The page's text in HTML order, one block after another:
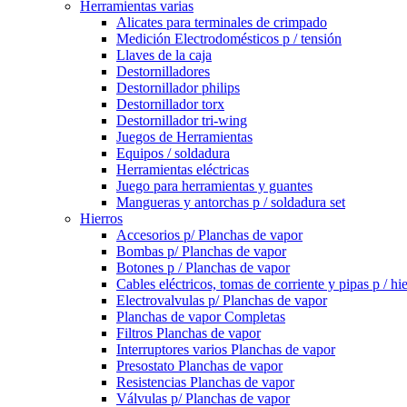
Herramientas varias
Alicates para terminales de crimpado
Medición Electrodomésticos p / tensión
Llaves de la caja
Destornilladores
Destornillador philips
Destornillador torx
Destornillador tri-wing
Juegos de Herramientas
Equipos / soldadura
Herramientas eléctricas
Juego para herramientas y guantes
Mangueras y antorchas p / soldadura set
Hierros
Accesorios p/ Planchas de vapor
Bombas p/ Planchas de vapor
Botones p / Planchas de vapor
Cables eléctricos, tomas de corriente y pipas p /
Electrovalvulas p/ Planchas de vapor
Planchas de vapor Completas
Filtros Planchas de vapor
Interruptores varios Planchas de vapor
Presostato Planchas de vapor
Resistencias Planchas de vapor
Válvulas p/ Planchas de vapor